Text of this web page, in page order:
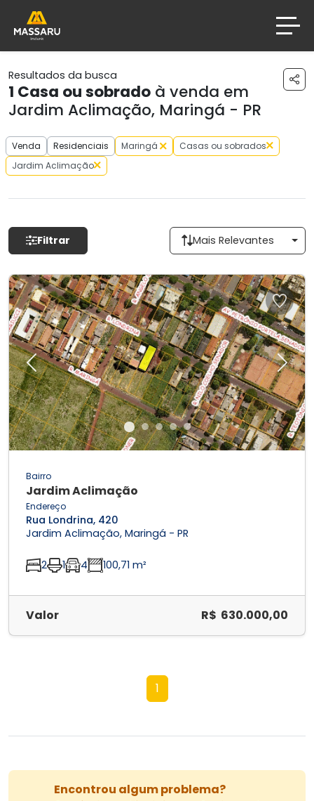
Resultados da busca
1 Casa ou sobrado à venda em
Jardim Aclimação, Maringá - PR
Venda Residenciais Maringá
Casas ou sobrados
Jardim Aclimação
Filtrar Mais Relevantes
Previous Next
Bairro
Jardim Aclimação
Endereço
Rua Londrina, 420
Jardim Aclimação, Maringá - PR
2 1 4 100,71 m²
Valor R$ 630.000,00
1
Encontrou algum problema?